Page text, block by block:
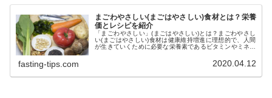
まごわやさしい(まごはやさしい)食材とは？栄養
価とレシピを紹介
「まごわやさしい」(まごはやさしい)とは？まごわやさし
い(まごはやさしい)食材は健康維持増進に理想的で、人間
が生きていくために必要な栄養素であるビタミンやミネラ
fasting-tips.com 2020.04.12